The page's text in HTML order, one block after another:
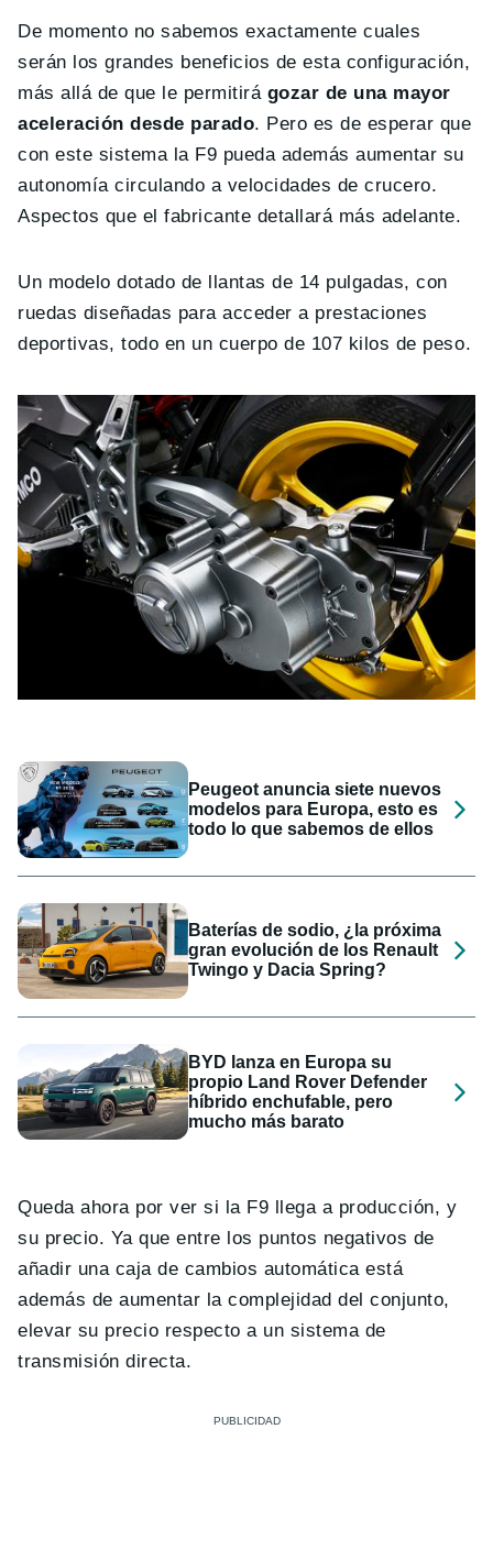
De momento no sabemos exactamente cuales
serán los grandes beneficios de esta configuración,
más allá de que le permitirá gozar de una mayor
aceleración desde parado. Pero es de esperar que
con este sistema la F9 pueda además aumentar su
autonomía circulando a velocidades de crucero.
Aspectos que el fabricante detallará más adelante.
Un modelo dotado de llantas de 14 pulgadas, con
ruedas diseñadas para acceder a prestaciones
deportivas, todo en un cuerpo de 107 kilos de peso.
Peugeot anuncia siete nuevos
modelos para Europa, esto es
todo lo que sabemos de ellos
Baterías de sodio, ¿la próxima
gran evolución de los Renault
Twingo y Dacia Spring?
BYD lanza en Europa su
propio Land Rover Defender
híbrido enchufable, pero
mucho más barato
Queda ahora por ver si la F9 llega a producción, y
su precio. Ya que entre los puntos negativos de
añadir una caja de cambios automática está
además de aumentar la complejidad del conjunto,
elevar su precio respecto a un sistema de
transmisión directa.